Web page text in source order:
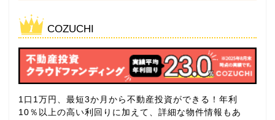
COZUCHI
1口1万円、最短3か月から不動産投資ができる！年利
10％以上の高い利回りに加えて、詳細な物件情報もあ